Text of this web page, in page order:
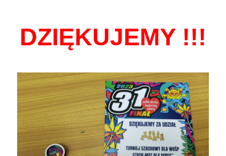
DZIĘKUJEMY !!!